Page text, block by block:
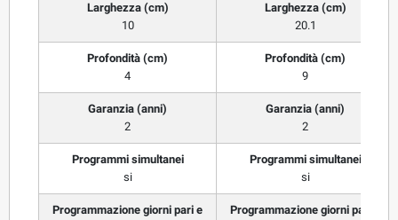
Larghezza (cm)
10
Larghezza (cm)
20.1
Profondità (cm)
4
Profondità (cm)
9
Garanzia (anni)
2
Garanzia (anni)
2
Programmi simultanei
si
Programmi simultanei
si
Programmazione giorni pari e
Programmazione giorni pari e